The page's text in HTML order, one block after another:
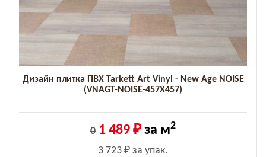
Дизайн плитка ПВХ Tarkett Art Vinyl - New Age NOISE
(VNAGT-NOISE-457X457)
0 1 489 ₽ за м2
3 723 ₽ за упак.